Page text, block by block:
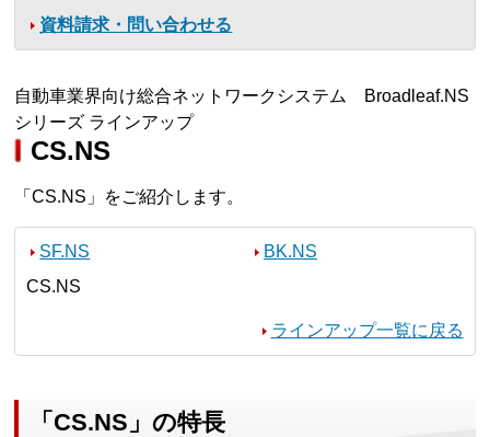
資料請求・問い合わせる
自動車業界向け総合ネットワークシステム Broadleaf.NS
シリーズ ラインアップ
CS.NS
「CS.NS」をご紹介します。
SF.NS
BK.NS
CS.NS
ラインアップ一覧に戻る
「CS.NS」の特長